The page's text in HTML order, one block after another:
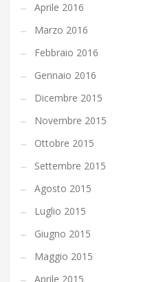
Aprile 2016
Marzo 2016
Febbraio 2016
Gennaio 2016
Dicembre 2015
Novembre 2015
Ottobre 2015
Settembre 2015
Agosto 2015
Luglio 2015
Giugno 2015
Maggio 2015
Aprile 2015